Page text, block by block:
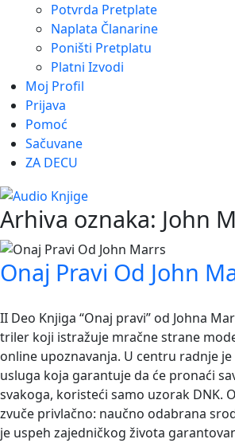
Potvrda Pretplate
Naplata Članarine
Poništi Pretplatu
Platni Izvodi
Moj Profil
Prijava
Pomoć
Sačuvane
ZA DECU
Arhiva oznaka: John
Onaj Pravi Od John
II Deo Knjiga “Onaj pravi” od Johna
triler koji istražuje mračne strane
online upoznavanja. U centru radnje
usluga koja garantuje da će pronaći
svakoga, koristeći samo uzorak DNK.
zvuče privlačno: naučno odabrana
je uspeh zajedničkog života